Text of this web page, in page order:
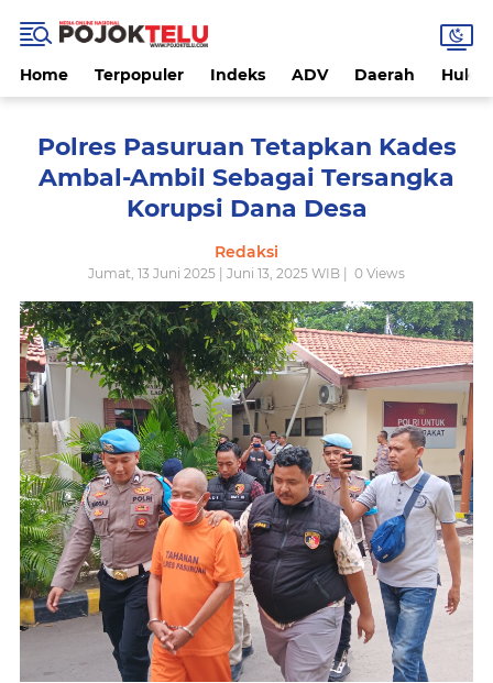
Home Terpopuler Indeks ADV Daerah
Polres Pasuruan Tetapkan Kades
Ambal-Ambil Sebagai Tersangka
Korupsi Dana Desa
Redaksi
Jumat, 13 Juni 2025 | Juni 13, 2025 WIB | 0 Views